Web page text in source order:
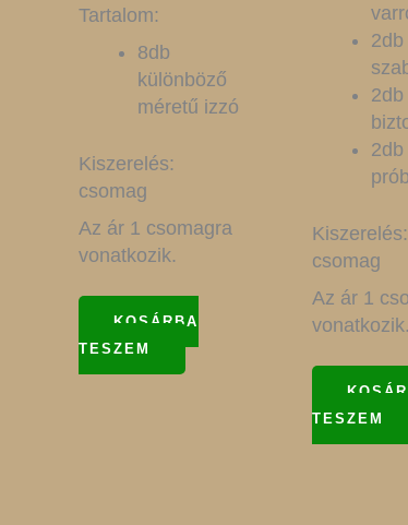
Tartalom:
8db
különböző
méretű izzó
Kiszerelés:
csomag
Az ár 1 csomagra
vonatkozik.
KOSÁRBA
TESZEM
2db
2db
2db
Kiszerelés:
csomag
Az ár 1
vonatkozik.
TESZEM